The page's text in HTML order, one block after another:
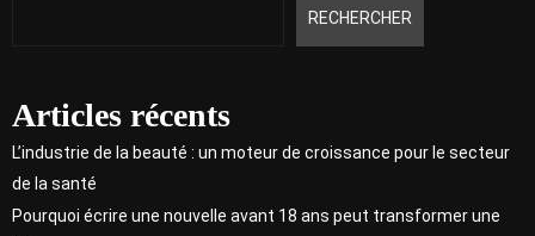
RECHERCHER
Articles récents
L’industrie de la beauté : un moteur de croissance pour le secteur
de la santé
Pourquoi écrire une nouvelle avant 18 ans peut transformer une